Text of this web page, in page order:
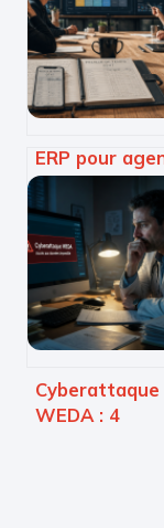
ERP pour
de
: 5 leviers pour
sécuriser vos
marges et
booster la
créativité
Cyberattaque
WEDA : 4